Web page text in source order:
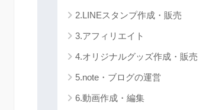
2.LINEスタンプ作成・販売
3.アフィリエイト
4.オリジナルグッズ作成・販売
5.note・ブログの運営
6.動画作成・編集